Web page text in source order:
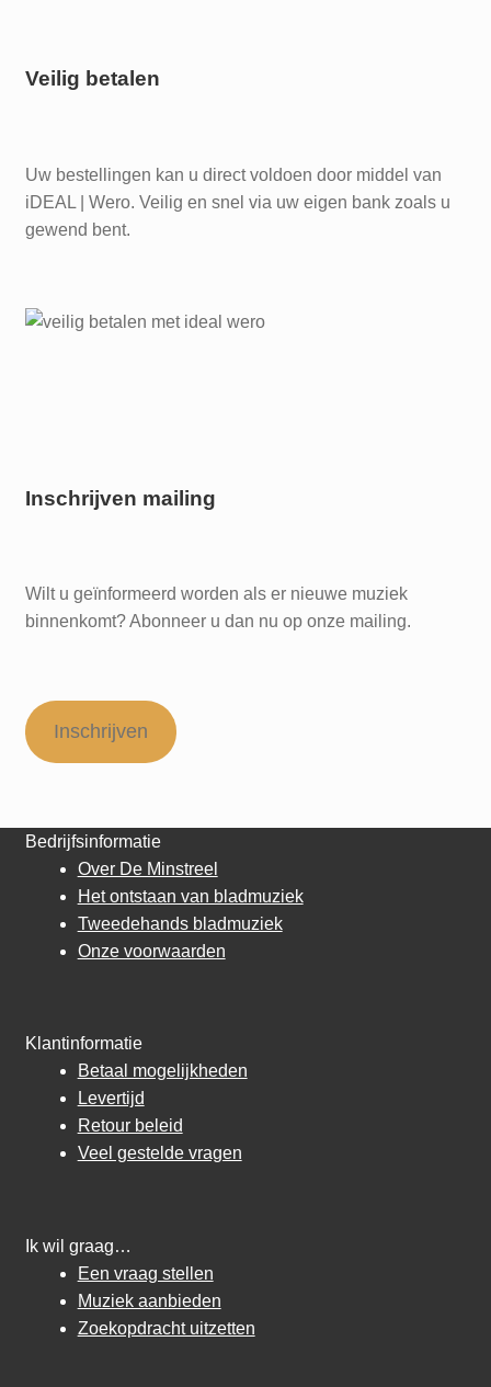
Veilig betalen
Uw bestellingen kan u direct voldoen door middel van
iDEAL | Wero. Veilig en snel via uw eigen bank zoals u
gewend bent.
Inschrijven mailing
Wilt u geïnformeerd worden als er nieuwe muziek
binnenkomt? Abonneer u dan nu op onze mailing.
Inschrijven
Bedrijfsinformatie
Over De Minstreel
Het ontstaan van bladmuziek
Tweedehands bladmuziek
Onze voorwaarden
Klantinformatie
Betaal mogelijkheden
Levertijd
Retour beleid
Veel gestelde vragen
Ik wil graag…
Een vraag stellen
Muziek aanbieden
Zoekopdracht uitzetten